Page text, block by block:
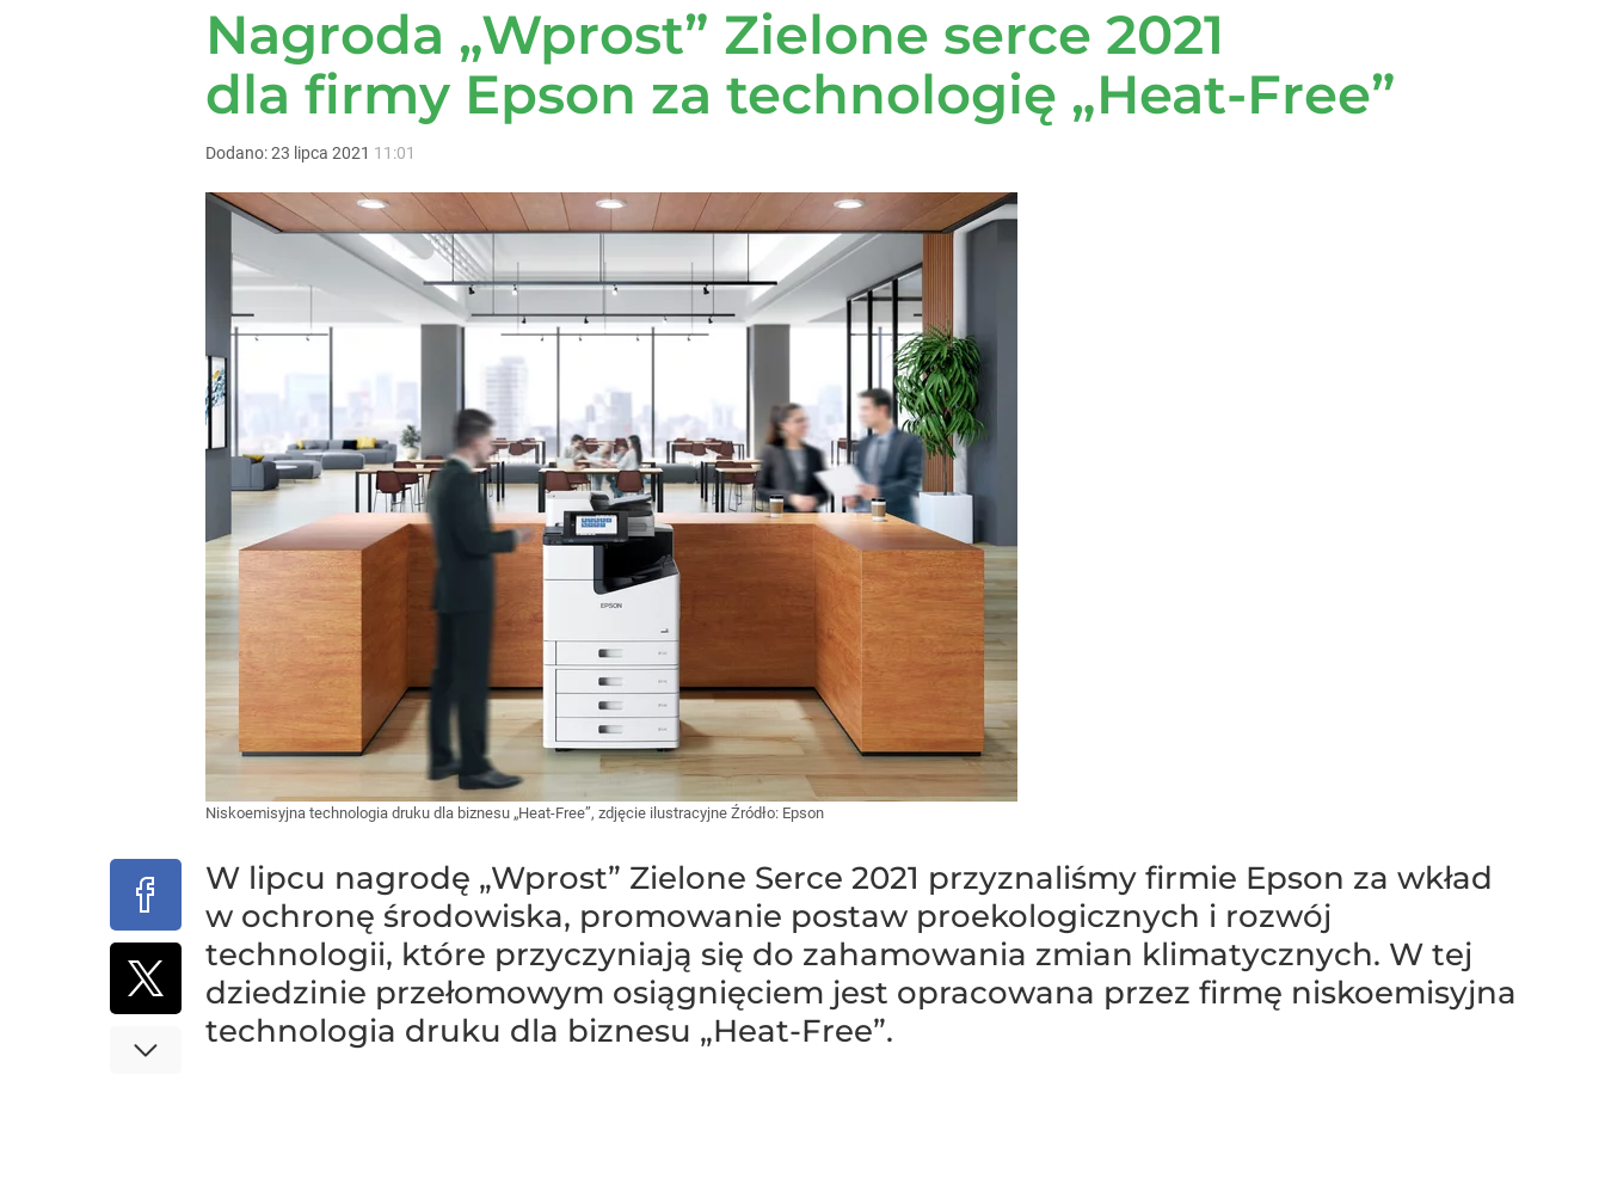
Były rzecznik Dudy ocenił pierwszy rok Nawrockiego. Padły mocne słowa
Nagroda „Wprost” Zielone serce 2021
dla firmy Epson za technologię „Heat-Free”
Dodano:23 lipca 2021 11:01
Niskoemisyjna technologia druku dla biznesu „Heat-Free”, zdjęcie ilustracyjne Źródło: Epson
W lipcu nagrodę „Wprost” Zielone Serce 2021 przyznaliśmy firmie Epson za wkład
w ochronę środowiska, promowanie postaw proekologicznych i rozwój
technologii, które przyczyniają się do zahamowania zmian klimatycznych. W tej
dziedzinie przełomowym osiągnięciem jest opracowana przez firmę niskoemisyjna
technologia druku dla biznesu „Heat-Free”.